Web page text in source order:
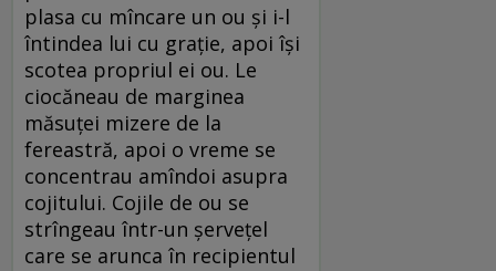
plasa cu mîncare un ou și i-l
întindea lui cu grație, apoi își
scotea propriul ei ou. Le
ciocăneau de marginea
măsuței mizere de la
fereastră, apoi o vreme se
concentrau amîndoi asupra
cojitului. Cojile de ou se
strîngeau într-un șervețel
care se arunca în recipientul